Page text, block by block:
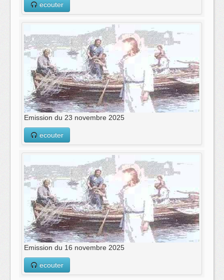
ecouter
Emission du 23 novembre 2025
ecouter
Emission du 16 novembre 2025
ecouter